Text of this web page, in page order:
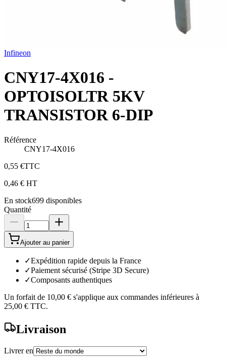
Infineon
CNY17-4X016 -
OPTOISOLTR 5KV
TRANSISTOR 6-DIP
Référence
CNY17-4X016
0,55 €TTC
0,46 € HT
En stock699 disponibles
Quantité
Ajouter au panier
✓Expédition rapide depuis la France
✓Paiement sécurisé (Stripe 3D Secure)
✓Composants authentiques
Un forfait de 10,00 € s'applique aux commandes inférieures à
25,00 € TTC.
Livraison
Livrer en